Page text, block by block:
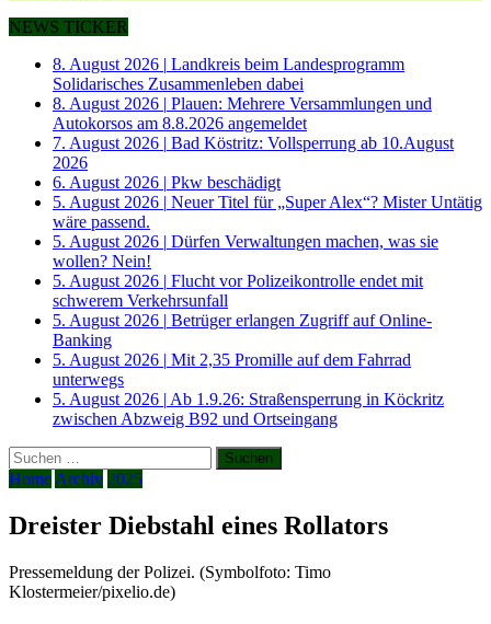
NEWS TICKER
8. August 2026 | Landkreis beim Landesprogramm
Solidarisches Zusammenleben dabei
8. August 2026 | Plauen: Mehrere Versammlungen und
Autokorsos am 8.8.2026 angemeldet
7. August 2026 | Bad Köstritz: Vollsperrung ab 10.August
2026
6. August 2026 | Pkw beschädigt
5. August 2026 | Neuer Titel für „Super Alex“? Mister Untätig
wäre passend.
5. August 2026 | Dürfen Verwaltungen machen, was sie
wollen? Nein!
5. August 2026 | Flucht vor Polizeikontrolle endet mit
schwerem Verkehrsunfall
5. August 2026 | Betrüger erlangen Zugriff auf Online-
Banking
5. August 2026 | Mit 2,35 Promille auf dem Fahrrad
unterwegs
5. August 2026 | Ab 1.9.26: Straßensperrung in Köckritz
zwischen Abzweig B92 und Ortseingang
Suchen
nach:
Home Archiv 2025
Dreister Diebstahl eines Rollators
Pressemeldung der Polizei. (Symbolfoto: Timo
Klostermeier/pixelio.de)